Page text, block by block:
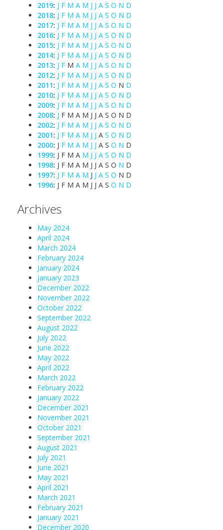
2019: J F M A M J J A S O N D
2018: J F M A M J J A S O N D
2017: J F M A M J J A S O N D
2016: J F M A M J J A S O N D
2015: J F M A M J J A S O N D
2014: J F M A M J J A S O N D
2013: J F M A M J J A S O N D
2012: J F M A M J J A S O N D
2011: J F M A M J J A S O N D
2010: J F M A M J J A S O N D
2009: J F M A M J J A S O N D
2008: J F M A M J J A S O N D
2002: J F M A M J J A S O N D
2001: J F M A M J J A S O N D
2000: J F M A M J J A S O N D
1999: J F M A M J J A S O N D
1998: J F M A M J J A S O N D
1997: J F M A M J J A S O N D
1996: J F M A M J J A S O N D
Archives
May 2024
April 2024
March 2024
February 2024
January 2024
January 2023
December 2022
November 2022
October 2022
September 2022
August 2022
July 2022
June 2022
May 2022
April 2022
March 2022
February 2022
January 2022
December 2021
November 2021
October 2021
September 2021
August 2021
July 2021
June 2021
May 2021
April 2021
March 2021
February 2021
January 2021
December 2020